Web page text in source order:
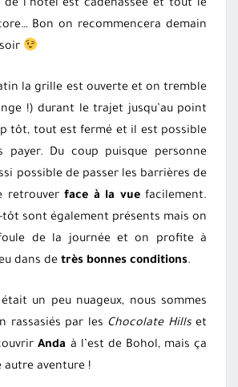
l’hôtel est cadenassée et tout le
Bon on recommencera demain
la grille est ouverte et on tremble
!) durant le trajet jusqu’au point
tôt, tout est fermé et il est possible
payer. Du coup puisque personne
possible de passer les barrières de
retrouverface à la vuefacilement.
tôt sont également présents mais on
de la journée et on profite à
dans de très bonnes conditions.
un peu nuageux, nous sommes
rassasiés par les Chocolate Hillset
Anda à l’est de Bohol, mais ça
autre aventure !